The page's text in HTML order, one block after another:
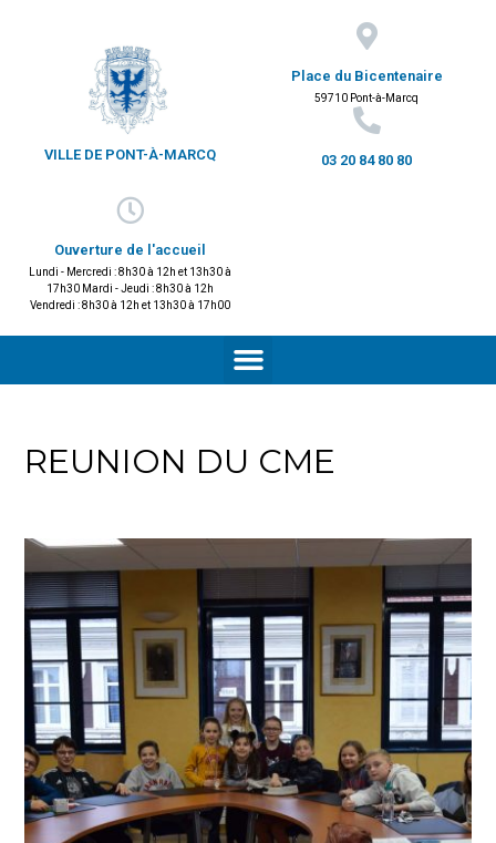
VILLE DE PONT-À-MARCQ
Place du Bicentenaire
59710 Pont-à-Marcq
03 20 84 80 80
Ouverture de l'accueil
Lundi - Mercredi : 8h30 à 12h et 13h30 à
17h30 Mardi - Jeudi : 8h30 à 12h
Vendredi : 8h30 à 12h et 13h30 à 17h00
REUNION DU CME